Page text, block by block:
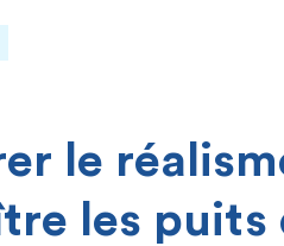
le
les puits